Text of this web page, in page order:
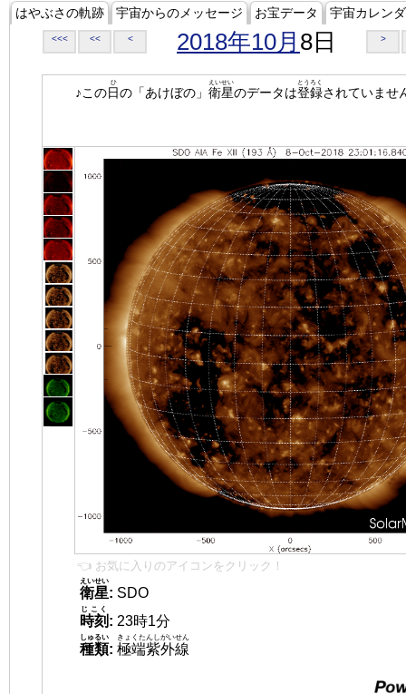
はやぶさの軌跡 宇宙からのメッセージ お宝データ 宇宙カレン
<<< << < 2018年10月 8日 >
♪この日
ひ
の「あけぼの」 衛星
えいせい
のデータは登録
とうろく
されていませ
👈 お気に入りのアイコンをクリック！
衛星
えいせい
: SDO
時刻
じこく
: 23時1分
種類
しゅるい
: 極端紫外線
きょくたんしがいせん